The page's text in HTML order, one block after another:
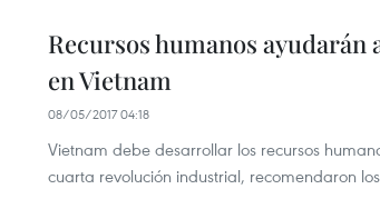
Recursos humanos
en Vietnam
08/05/2017 04:18
Vietnam debe desarrollar los recursos
cuarta revolución industrial, recomendaron